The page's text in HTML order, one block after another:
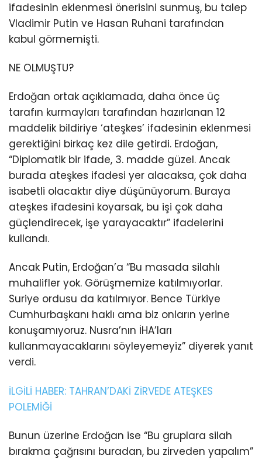
ifadesinin eklenmesi önerisini sunmuş, bu talep
Vladimir Putin ve Hasan Ruhani tarafından
kabul görmemişti.
NE OLMUŞTU?
Erdoğan ortak açıklamada, daha önce üç
tarafın kurmayları tarafından hazırlanan 12
maddelik bildiriye ‘ateşkes’ ifadesinin eklenmesi
gerektiğini birkaç kez dile getirdi. Erdoğan,
“Diplomatik bir ifade, 3. madde güzel. Ancak
burada ateşkes ifadesi yer alacaksa, çok daha
isabetli olacaktır diye düşünüyorum. Buraya
ateşkes ifadesini koyarsak, bu işi çok daha
güçlendirecek, işe yarayacaktır” ifadelerini
kullandı.
Ancak Putin, Erdoğan’a “Bu masada silahlı
muhalifler yok. Görüşmemize katılmıyorlar.
Suriye ordusu da katılmıyor. Bence Türkiye
Cumhurbaşkanı haklı ama biz onların yerine
konuşamıyoruz. Nusra’nın İHA’ları
kullanmayacaklarını söyleyemeyiz” diyerek yanıt
verdi.
İLGİLİ HABER: TAHRAN’DAKİ ZİRVEDE ATEŞKES
POLEMİĞİ
Bunun üzerine Erdoğan ise “Bu gruplara silah
bırakma çağrısını buradan, bu zirveden yapalım”